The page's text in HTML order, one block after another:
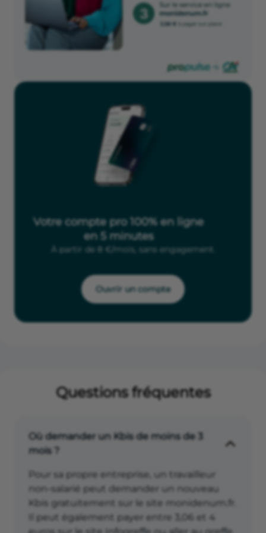
Votre compte pro 100% en ligne
en 5 minutes
À partir de 8 €/mois, sans engagement.
Ouvrir un compte
Questions fréquentes
Où demander un Kbis de moins de 3
mois ?
Pour sa propre entreprise, un travailleur
non-salarié peut demander un nouveau
Kbis gratuitement sur le site monidenum.fr.
Il peut également payer entre 3,06 et 4